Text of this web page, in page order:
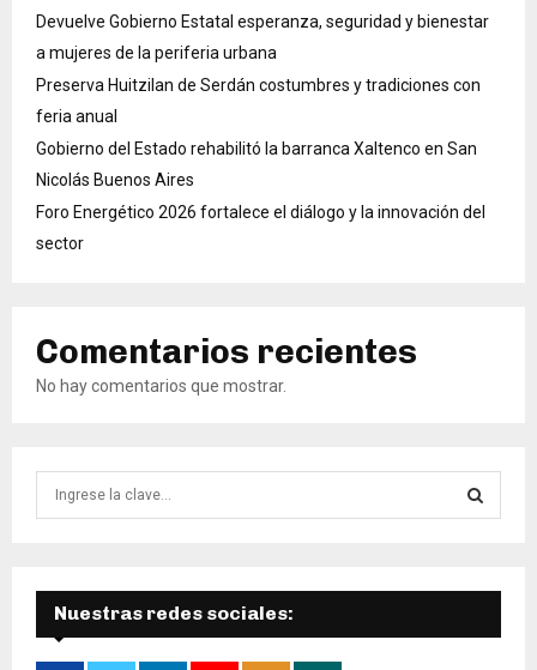
Devuelve Gobierno Estatal esperanza, seguridad y bienestar
a mujeres de la periferia urbana
Preserva Huitzilan de Serdán costumbres y tradiciones con
feria anual
Gobierno del Estado rehabilitó la barranca Xaltenco en San
Nicolás Buenos Aires
Foro Energético 2026 fortalece el diálogo y la innovación del
sector
Comentarios recientes
No hay comentarios que mostrar.
d
a
Ú
S
Nuestras redes sociales: